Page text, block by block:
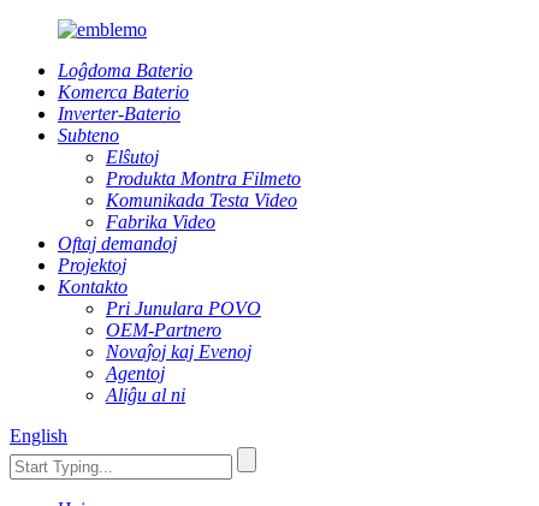
Loĝdoma Baterio
Komerca Baterio
Inverter-Baterio
Subteno
Elŝutoj
Produkta Montra Filmeto
Komunikada Testa Video
Fabrika Video
Oftaj demandoj
Projektoj
Kontakto
Pri Junulara POVO
OEM-Partnero
Novaĵoj kaj Evenoj
Agentoj
Aliĝu al ni
English